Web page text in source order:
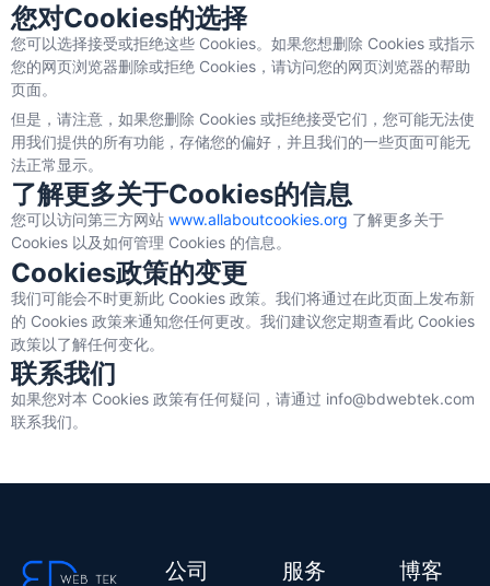
您对Cookies的选择
您可以选择接受或拒绝这些 Cookies。如果您想删除 Cookies 或指示
您的网页浏览器删除或拒绝 Cookies，请访问您的网页浏览器的帮助
页面。
但是，请注意，如果您删除 Cookies 或拒绝接受它们，您可能无法使
用我们提供的所有功能，存储您的偏好，并且我们的一些页面可能无
法正常显示。
了解更多关于Cookies的信息
您可以访问第三方网站 www.allaboutcookies.org 了解更多关于
Cookies 以及如何管理 Cookies 的信息。
Cookies政策的变更
我们可能会不时更新此 Cookies 政策。我们将通过在此页面上发布新
的 Cookies 政策来通知您任何更改。我们建议您定期查看此 Cookies
政策以了解任何变化。
联系我们
如果您对本 Cookies 政策有任何疑问，请通过 info@bdwebtek.com
联系我们。
公司 服务 博客